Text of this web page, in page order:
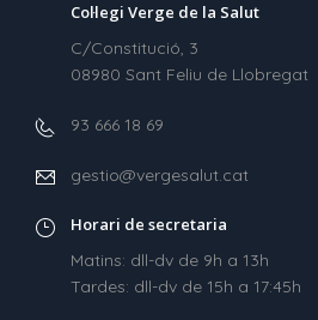
Col·legi Verge de la Salut
C/Constitució, 3
08980 Sant Feliu de Llobregat
93 666 18 69
gestio@vergesalut.cat
Horari de secretaria
Matins: dll-dv de 9h a 13h
Tardes: dll-dv de 15h a 17:45h